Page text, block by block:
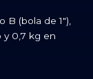
(bola de 1″),
y 0,7 kg en